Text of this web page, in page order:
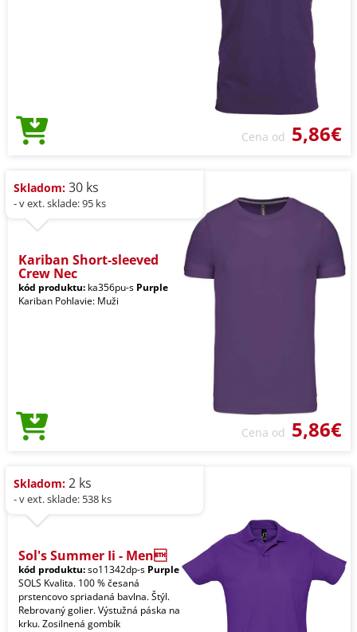
Cena od 5,86€
Skladom: 30 ks
- v ext. sklade: 95 ks
Kariban Short-sleeved
Crew Nec
kód produktu: ka356pu-s Purple
Kariban Pohlavie: Muži
Cena od 5,86€
Skladom: 2 ks
- v ext. sklade: 538 ks
Sol's Summer Ii - Men
kód produktu:so11342dp-s Purple
SOLS Kvalita. 100 % česaná
prstencovo spriadaná bavlna. Štýl.
Rebrovaný golier. Výstužná páska na
krku. Zosilnená gombík